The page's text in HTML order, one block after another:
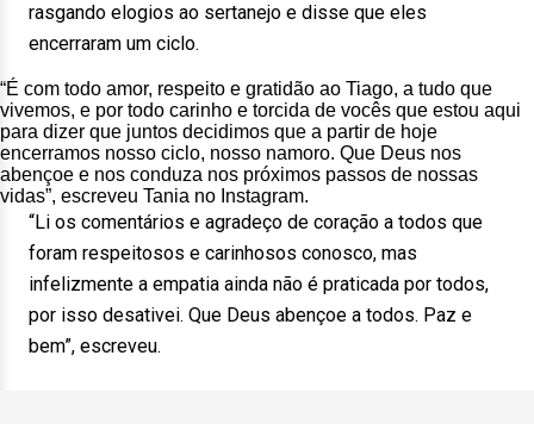
rasgando elogios ao sertanejo e disse que eles
encerraram um ciclo.
“É com todo amor, respeito e gratidão ao Tiago, a tudo que
vivemos, e por todo carinho e torcida de vocês que estou aqui
para dizer que juntos decidimos que a partir de hoje
encerramos nosso ciclo, nosso namoro. Que Deus nos
abençoe e nos conduza nos próximos passos de nossas
vidas”, escreveu Tania no Instagram.
“Li os comentários e agradeço de coração a todos que
foram respeitosos e carinhosos conosco, mas
infelizmente a empatia ainda não é praticada por todos,
por isso desativei. Que Deus abençoe a todos. Paz e
bem”, escreveu.